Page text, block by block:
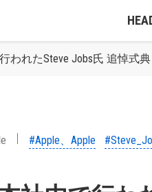
われたSteve Jobs氏 追悼式
#Apple、Apple